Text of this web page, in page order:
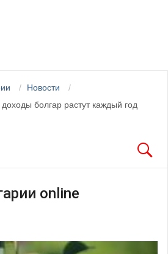
Новости
болгар растут каждый год
online